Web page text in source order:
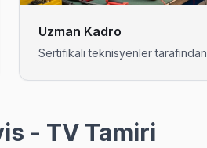
şeffaf fiyat, yazılı garanti, aynı gün
Uzman Kadro
Sertifikalı teknisyenler
- TV Tamiri